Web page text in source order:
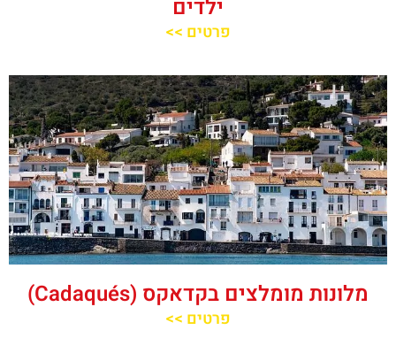
ילדים
פרטים >>
מלונות מומלצים בקדאקס (Cadaqués)
פרטים >>